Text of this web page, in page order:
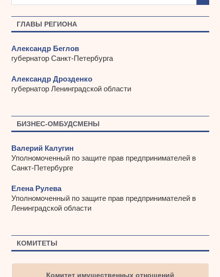
ГЛАВЫ РЕГИОНА
Александр Беглов
губернатор Санкт-Петербурга
Александр Дрозденко
губернатор Ленинградской области
БИЗНЕС-ОМБУДСМЕНЫ
Валерий Калугин
Уполномоченный по защите прав предпринимателей в
Санкт-Петербурге
Елена Рулева
Уполномоченный по защите прав предпринимателей в
Ленинградской области
КОМИТЕТЫ
Комитет имущественных отношений
ы